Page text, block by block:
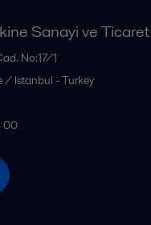
Sanayi ve
No:17/1
/ Istanbul - Turkey
00